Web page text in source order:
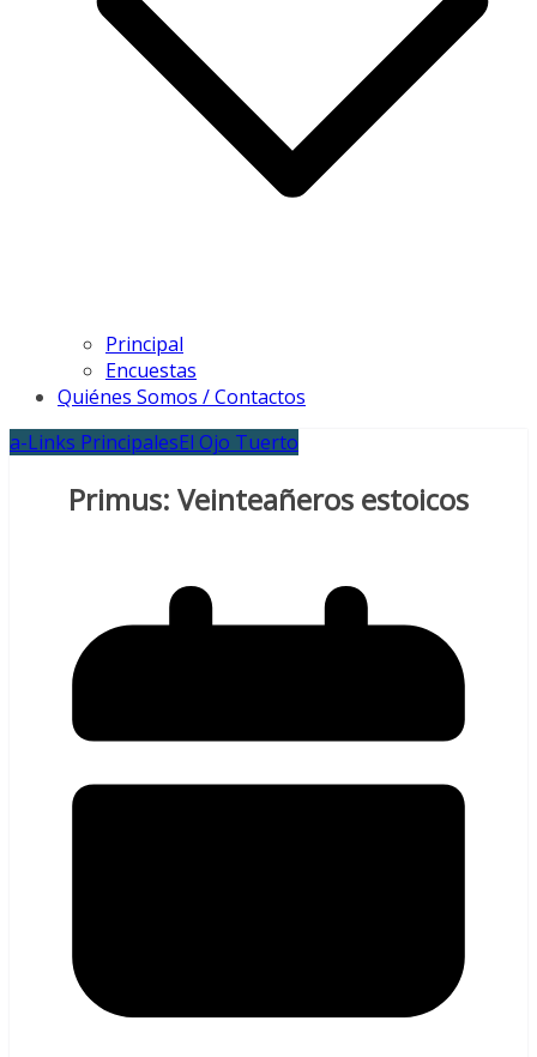
Principal
Encuestas
Quiénes Somos / Contactos
a-Links PrincipalesEl Ojo Tuerto
Primus: Veinteañeros estoicos